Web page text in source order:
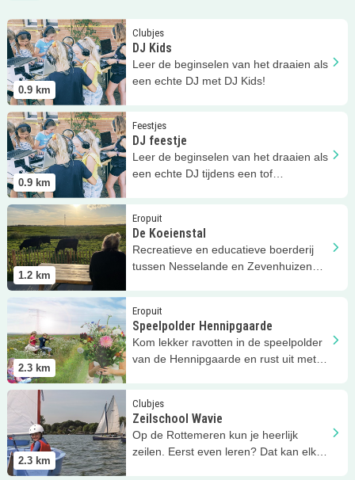
0.9 km
Clubjes
DJ Kids
Leer de beginselen van het draaien als
een echte DJ met DJ Kids!
Lees meer DJ Kids
0.9 km
Feestjes
DJ feestje
Leer de beginselen van het draaien als
een echte DJ tijdens een tof
Lees meer DJ feestje
1.2 km
Eropuit
De Koeienstal
Recreatieve en educatieve boerderij
tussen Nesselande en Zevenhuizen
Lees meer De Koeienstal
2.3 km
Eropuit
Speelpolder Hennipgaarde
Kom lekker ravotten in de speelpolder
van de Hennipgaarde en rust uit met
Lees meer Speelpolder Hennipgaarde
2.3 km
Clubjes
Zeilschool Wavie
Op de Rottemeren kun je heerlijk
zeilen. Eerst even leren? Dat kan elk
Lees meer Zeilschool Wavie